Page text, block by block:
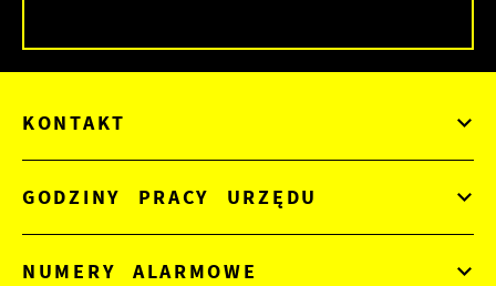
KONTAKT
GODZINY PRACY URZĘDU
NUMERY ALARMOWE